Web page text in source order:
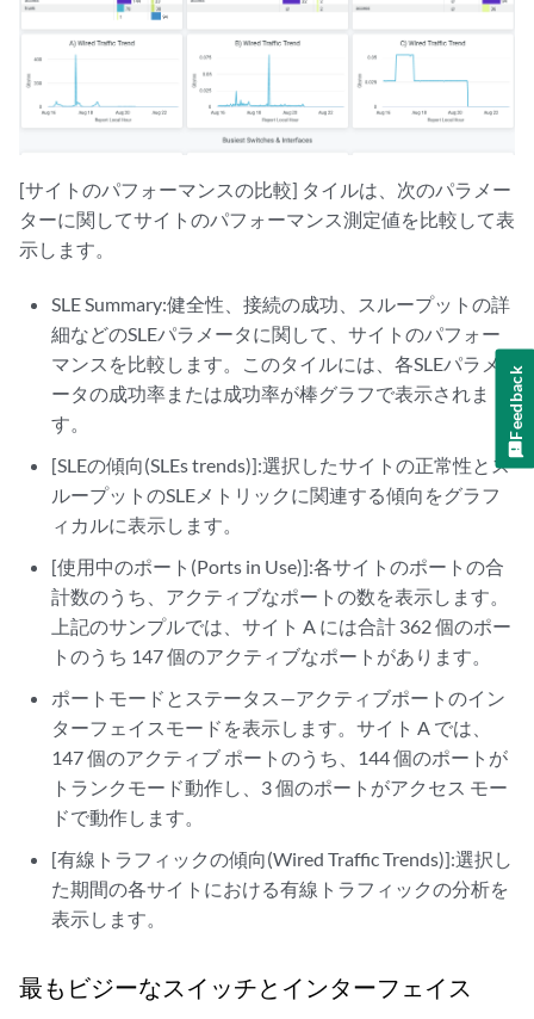
[サイトのパフォーマンスの比較] タイルは、次のパラメー
ターに関してサイトのパフォーマンス測定値を比較して表
示します。
SLE Summary:健全性、接続の成功、スループットの詳
細などのSLEパラメータに関して、サイトのパフォー
マンスを比較します。このタイルには、各SLEパラメ
ータの成功率または成功率が棒グラフで表示されま
す。
[SLEの傾向(SLEs trends)]:選択したサイトの正常性とス
ループットのSLEメトリックに関連する傾向をグラフ
ィカルに表示します。
[使用中のポート(Ports in Use)]:各サイトのポートの合
計数のうち、アクティブなポートの数を表示します。
上記のサンプルでは、サイト A には合計 362 個のポー
トのうち 147 個のアクティブなポートがあります。
ポートモードとステータス—アクティブポートのイン
ターフェイスモードを表示します。サイト A では、
147 個のアクティブ ポートのうち、144 個のポートが
トランクモード動作し、3 個のポートがアクセス モー
ドで動作します。
[有線トラフィックの傾向(Wired Traffic Trends)]:選択し
た期間の各サイトにおける有線トラフィックの分析を
表示します。
最もビジーなスイッチとインターフェイス
Feedback